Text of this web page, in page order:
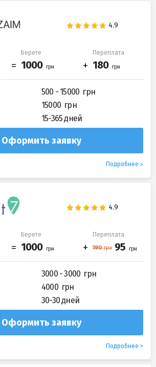
Берете Переплата
500 - 15000
15000
15-365 дней
Оформить заявку
Подробнее
Берете Переплата
3000 - 3000
4000
30-30 дней
Оформить заявку
Подробнее